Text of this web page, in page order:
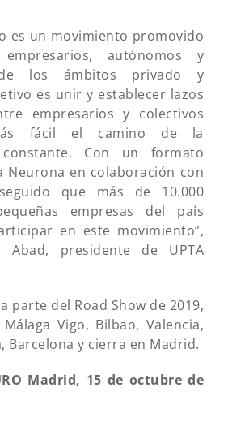
es un movimiento promovido
autónomos y
de los ámbitos privado y
es unir y establecer lazos
empresarios y colectivos
fácil el camino de la
Con un formato
Neurona en colaboración con
que más de 10.000
empresas del país
en este movimiento”,
Abad, presidente de UPTA
parte del Road Show de 2019,
Vigo, Bilbao, Valencia,
Barcelona y cierra en Madrid.
Madrid, 15 de octubre de